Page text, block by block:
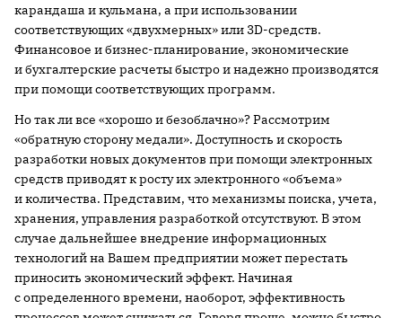
карандаша и кульмана, а при использовании
соответствующих «двухмерных» или 3D-средств.
Финансовое и бизнес-планирование, экономические
и бухгалтерские расчеты быстро и надежно производятся
при помощи соответствующих программ.
Но так ли все «хорошо и безоблачно»? Рассмотрим
«обратную сторону медали». Доступность и скорость
разработки новых документов при помощи электронных
средств приводят к росту их электронного «объема»
и количества. Представим, что механизмы поиска, учета,
хранения, управления разработкой отсутствуют. В этом
случае дальнейшее внедрение информационных
технологий на Вашем предприятии может перестать
приносить экономический эффект. Начиная
с определенного времени, наоборот, эффективность